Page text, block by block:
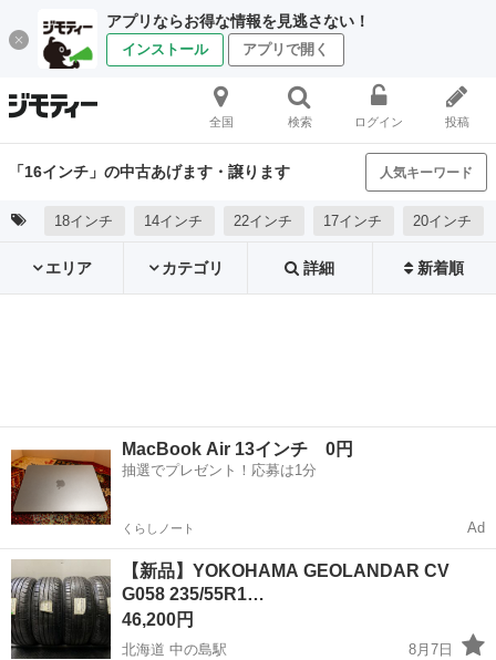
アプリならお得な情報を見逃さない！
インストール アプリで開く
全国 検索 ログイン 投稿
「16インチ」の中古あげます・譲ります 人気キーワード
18インチ 14インチ 22インチ 17インチ 20インチ
エリア カテゴリ 詳細 新着順
MacBook Air 13インチ 0円
抽選でプレゼント！応募は1分
くらしノート Ad
【新品】YOKOHAMA GEOLANDAR CV
G058 235/55R1…
46,200円
北海道 中の島駅
8月7日